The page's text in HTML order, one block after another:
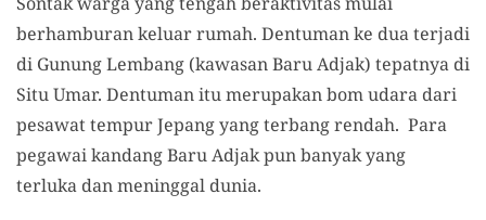
berhamburan keluar rumah. Dentuman ke dua terjadi
di Gunung Lembang (kawasan Baru Adjak) tepatnya di
Situ Umar. Dentuman itu merupakan bom udara dari
pesawat tempur Jepang yang terbang rendah. Para
pegawai kandang Baru Adjak pun banyak yang
terluka dan meninggal dunia.